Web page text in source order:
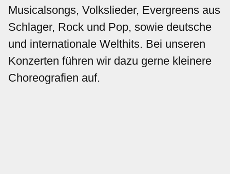
Musicalsongs, Volkslieder, Evergreens aus
Schlager, Rock und Pop, sowie deutsche
und internationale Welthits. Bei unseren
Konzerten führen wir dazu gerne kleinere
Choreografien auf.